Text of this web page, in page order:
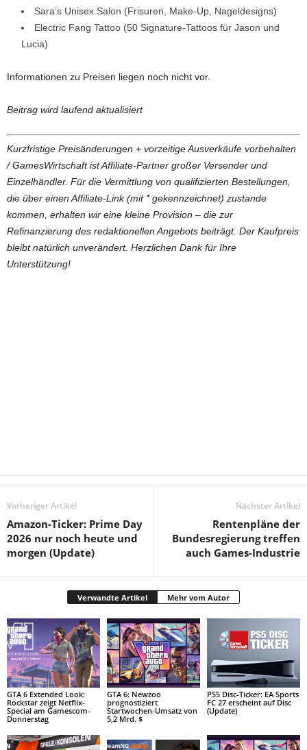
Sara’s Unisex Salon (Frisuren, Make-Up, Nageldesigns)
Electric Fang Tattoo (50 Signature-Tattoos für Jason und
Lucia)
Informationen zu Preisen liegen noch nicht vor.
Beitrag wird laufend aktualisiert
Kurzfristige Preisänderungen + vorzeitige Ausverkäufe vorbehalten
/ GamesWirtschaft ist Affiliate-Partner großer Versender und
Einzelhändler. Für die Vermittlung von qualifizierten Bestellungen,
die über einen Affiliate-Link (mit * gekennzeichnet) zustande
kommen, erhalten wir eine kleine Provision – die zur
Refinanzierung des redaktionellen Angebots beiträgt. Der Kaufpreis
bleibt natürlich unverändert. Herzlichen Dank für Ihre
Unterstützung!
Vorheriger Artikel
Amazon-Ticker: Prime Day
2026 nur noch heute und
morgen (Update)
Nächster Artikel
Rentenpläne der
Bundesregierung treffen
auch Games-Industrie
Verwandte Artikel Mehr vom Autor
GTA 6 Extended Look:
Rockstar zeigt Netflix-
Special am Gamescom-
Donnerstag
GTA 6: Newzoo
prognostiziert
Startwochen-Umsatz von
5,2 Mrd. $
PS5 Disc-Ticker: EA Sports
FC 27 erscheint auf Disc
(Update)